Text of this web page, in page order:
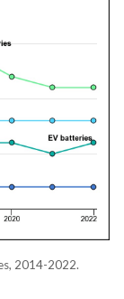
2014-2022.